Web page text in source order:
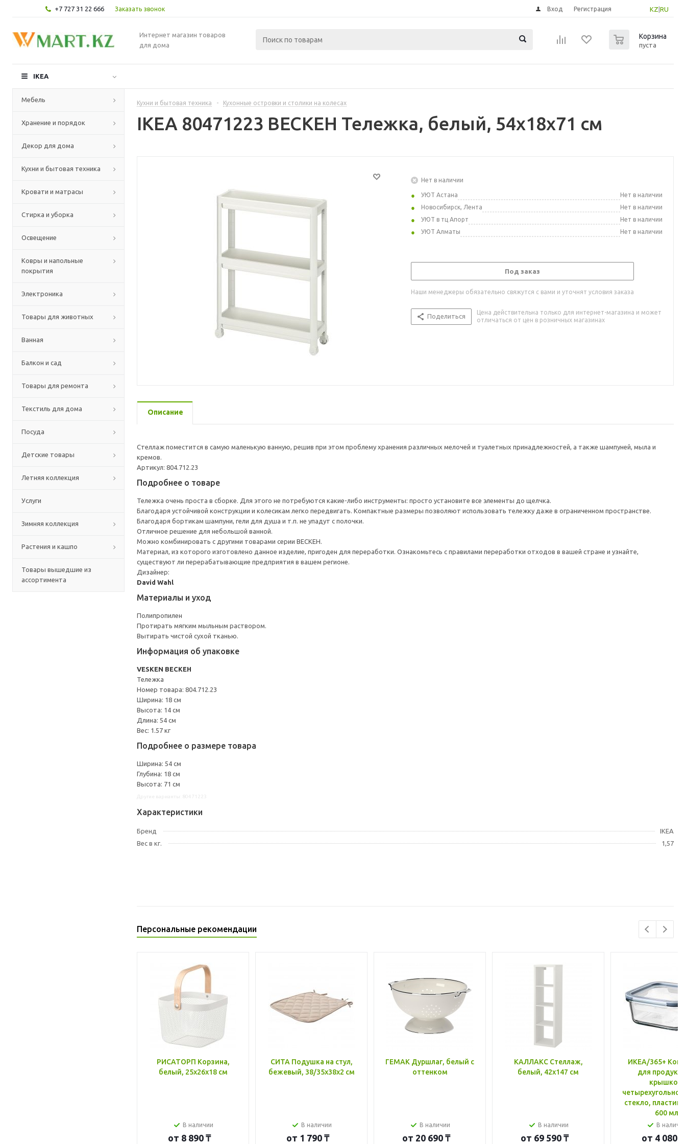
+7 727 31 22 666 Заказать звонок KZ RU
Вход Регистрация
Интернет магазин товаров
для дома
Корзина
пуста
IKEA
Мебель
Хранение и порядок
Декор для дома
Кухни и бытовая техника
Кровати и матрасы
Стирка и уборка
Освещение
Ковры и напольные
покрытия
Электроника
Товары для животных
Ванная
Балкон и сад
Товары для ремонта
Текстиль для дома
Посуда
Детские товары
Летняя коллекция
Услуги
Зимняя коллекция
Растения и кашпо
Товары вышедшие из
ассортимента
Кухни и бытовая техника - Кухонные островки и столики на колесах
IKEA 80471223 ВЕСКЕН Тележка, белый, 54x18x71 см
Нет в наличии
УЮТ Астана
Нет в наличии
Новосибирск, Лента
Нет в наличии
УЮТ в тц Апорт
Нет в наличии
УЮТ Алматы
Нет в наличии
Под заказ
Наши менеджеры обязательно свяжутся с вами и уточнят условия заказа
Поделиться
Цена действительна только для интернет-магазина и может
отличаться от цен в розничных магазинах
Описание
Стеллаж поместится в самую маленькую ванную, решив при этом проблему хранения различных мелочей и туалетных принадлежностей, а также шампуней, мыла и
кремов.
Артикул: 804.712.23
Подробнее о товаре
Тележка очень проста в сборке. Для этого не потребуются какие-либо инструменты: просто установите все элементы до щелчка.
Благодаря устойчивой конструкции и колесикам легко передвигать. Компактные размеры позволяют использовать тележку даже в ограниченном пространстве.
Благодаря бортикам шампуни, гели для душа и т.п. не упадут с полочки.
Отличное решение для небольшой ванной.
Можно комбинировать с другими товарами серии ВЕСКЕН.
Материал, из которого изготовлено данное изделие, пригоден для переработки. Ознакомьтесь с правилами переработки отходов в вашей стране и узнайте,
существуют ли перерабатывающие предприятия в вашем регионе.
Дизайнер:
David Wahl
Материалы и уход
Полипропилен
Протирать мягким мыльным раствором.
Вытирать чистой сухой тканью.
Информация об упаковке
VESKEN ВЕСКЕН
Тележка
Номер товара: 804.712.23
Ширина: 18 см
Высота: 14 см
Длина: 54 см
Вес: 1.57 кг
Подробнее о размере товара
Ширина: 54 см
Глубина: 18 см
Высота: 71 см
Характеристики
Бренд
IKEA
Вес в кг.
1,57
Персональные рекомендации
РИСАТОРП Корзина,
белый, 25x26x18 см
В наличии
от 8 890 ₸
СИТА Подушка на стул,
бежевый, 38/35x38x2 см
В наличии
от 1 790 ₸
ГЕМАК Дуршлаг, белый с
оттенком
В наличии
от 20 690 ₸
КАЛЛАКС Стеллаж,
белый, 42x147 см
В наличии
от 69 590 ₸
ИКЕА/365+
для
крышкой,
стекло, пластик
600 мл
В
от 4 080 ₸